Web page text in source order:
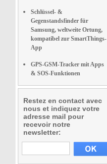
Schlüssel- &
Gegenstandsfinder für
Samsung, weltweite Ortung,
kompatibel zur SmartThings-
App
GPS-GSM-Tracker mit Apps
& SOS-Funktionen
Restez en contact avec
nous et indiquez votre
adresse mail pour
recevoir notre
newsletter: